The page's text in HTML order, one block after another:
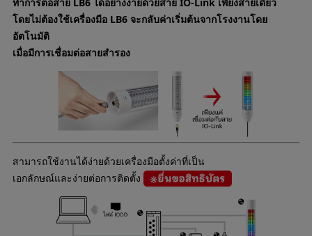
ทำการต่อสาย LB6 ได้อย่างง่ายด้วยสาย IO-Link เพียงสายเดียว
โดยไม่ต้องใช้เครื่องมือ LB6 จะกลับค่าเริ่มต้นจากโรงงานโดย
อัตโนมัติ
เมื่อมีการเชื่อมต่อสายสำรอง
สามารถใช้งานได้ง่ายด้วยเครื่องมือตั้งค่าที่เป็น
เอกลักษณ์และง่ายต่อการติดตั้ง